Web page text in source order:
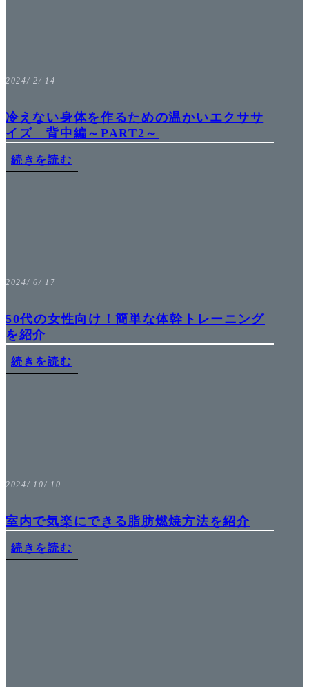
2024/ 2/ 14
冷えない身体を作るための温かいエクササ
イズ 背中編～PART2～
続きを読む
2024/ 6/ 17
50代の女性向け！簡単な体幹トレーニング
を紹介
続きを読む
2024/ 10/ 10
室内で気楽にできる脂肪燃焼方法を紹介
続きを読む